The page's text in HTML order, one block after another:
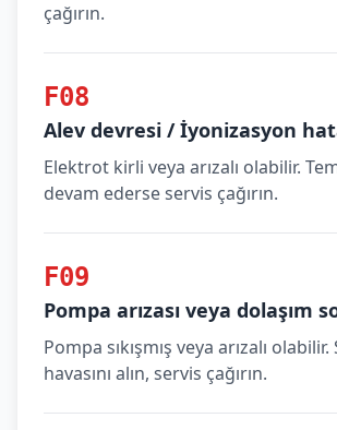
çağırın.
F08
Alev devresi / İyonizasyon
Elektrot kirli veya arızalı olabilir.
devam ederse servis çağırın.
F09
Pompa arızası veya dolaşım
Pompa sıkışmış veya arızalı
havasını alın, servis çağırın.